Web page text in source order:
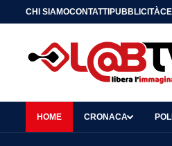
CHI SIAMOCONTATTIPUBBLICITÀ
HOME CRONACA